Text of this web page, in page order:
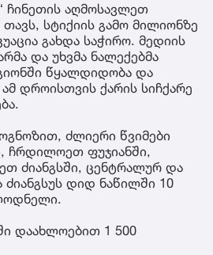
ჩინეთის აღმოსავლეთ
სტიქიის გამო მილიონზე
გახდა საჭირო. მედიის
და უხვმა ნალექებმა
წყალდიდობა და
დროისთვის ქარის სიჩქარე
ძლიერი წვიმები
ჩრდილოეთ ფუჯიანში,
ძიანგსში, ცენტრალურ და
ძიანგსუს დიდ ნაწილში 10
დაახლოებით 1 500